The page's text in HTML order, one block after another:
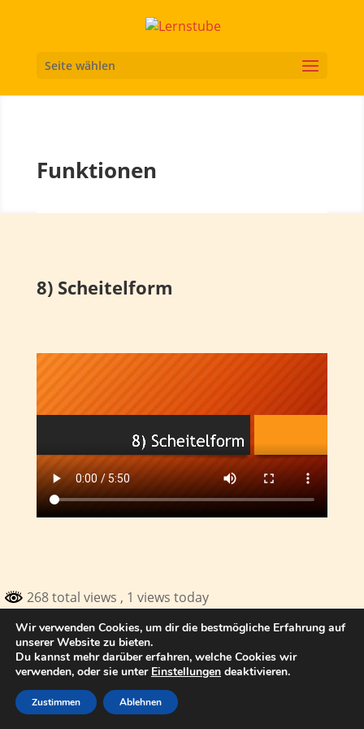
Seite wählen
Funktionen
8) Scheitelform
268 total views , 1 views today
© 2017 Thomas Kuhn Satteldorf
Wir verwenden Cookies, um dir die bestmögliche Erfahrung auf
unserer Website zu bieten.
Du kannst mehr darüber erfahren, welche Cookies wir
verwenden, oder sie unter Einstellungen deaktivieren.
Zustimmen Ablehnen